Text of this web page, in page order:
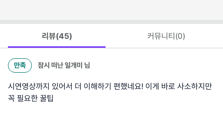
리뷰(45) 커뮤니티(0)
만족 잠시 떠난 일개미 님
시연영상까지 있어서 더 이해하기 편했네요! 이게 바로 사소하지만
꼭 필요한 꿀팁